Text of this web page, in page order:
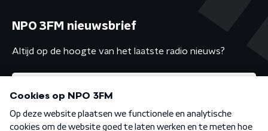
NPO 3FM nieuwsbrief
Altijd op de hoogte van het laatste radio nieuws?